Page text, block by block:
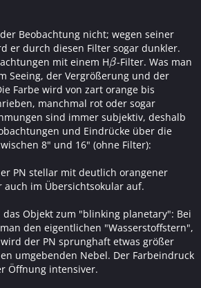
Beobachtung nicht; wegen seiner
er durch diesen Filter sogar dunkler.
mit einem Hβ
β-Filter. Was man
Seeing, der Vergrößerung und der
Farbe wird von zart orange bis
manchmal rot oder sogar
sind immer subjektiv, deshalb
und Eindrücke über die
8" und 16" (ohne Filter):
PN stellar mit deutlich orangener
auch im Übersichtsokular auf.
das Objekt zum "blinking planetary": Bei
den eigentlichen "Wasserstoffstern",
der PN sprunghaft etwas größer
umgebenden Nebel. Der Farbeindruck
Öffnung intensiver.